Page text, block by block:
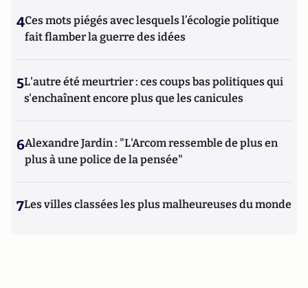
4Ces mots piégés avec lesquels l’écologie politique
fait flamber la guerre des idées
5L'autre été meurtrier : ces coups bas politiques qui
s'enchaînent encore plus que les canicules
6Alexandre Jardin : "L'Arcom ressemble de plus en
plus à une police de la pensée"
7Les villes classées les plus malheureuses du monde